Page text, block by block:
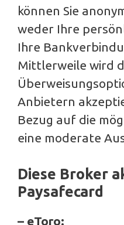
können Sie
weder Ihre
Ihre
Mittlerweile wird
Anbietern
Bezug auf die
eine moderate
Diese Broker
Paysafecard
– eToro: